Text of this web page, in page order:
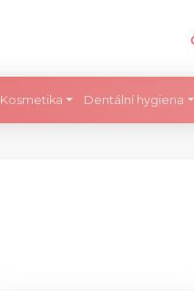
Kosmetika Dentální hygiena